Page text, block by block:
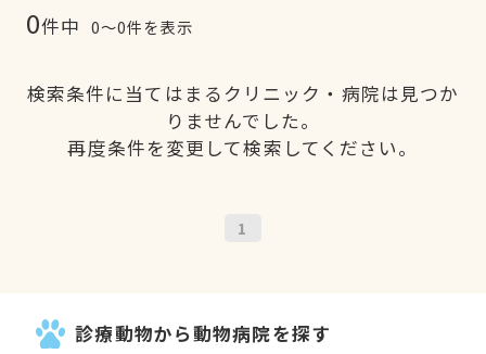
0件中 0〜0件を表示
検索条件に当てはまるクリニック・病院は見つか
りませんでした。
再度条件を変更して検索してください。
1
診療動物から動物病院を探す